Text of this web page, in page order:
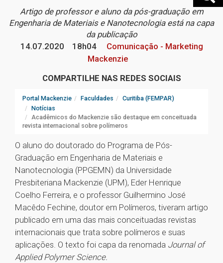
Artigo de professor e aluno da pós-graduação em
Engenharia de Materiais e Nanotecnologia está na capa
da publicação
14.07.2020
18h04
Comunicação - Marketing
Mackenzie
COMPARTILHE NAS REDES SOCIAIS
Portal Mackenzie Faculdades
Curitiba (FEMPAR)
Notícias
Acadêmicos do Mackenzie são destaque em conceituada
revista internacional sobre polímeros
O aluno do doutorado do Programa de Pós-
Graduação em Engenharia de Materiais e
Nanotecnologia (PPGEMN) da Universidade
Presbiteriana Mackenzie (UPM), Eder Henrique
Coelho Ferreira, e o professor Guilhermino José
Macêdo Fechine, doutor em Polímeros, tiveram artigo
publicado em uma das mais conceituadas revistas
internacionais que trata sobre polímeros e suas
aplicações. O texto foi capa da renomada Journal of
Applied Polymer Science.